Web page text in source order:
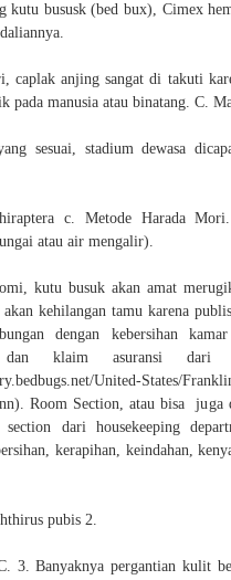
kutu bususk (bed bux), Cimex
caplak anjing sangat di takuti
pada manusia atau binatang. C.
sesuai, stadium dewasa
c. Metode Harada
atau air mengalir).
kutu busuk akan amat
akan kehilangan tamu karena
dengan kebersihan
dan klaim asuransi dari
United-States/
Room Section, atau bisa juga
section dari housekeeping
kerapihan, keindahan,
pubis 2.
3. Banyaknya pergantian kulit